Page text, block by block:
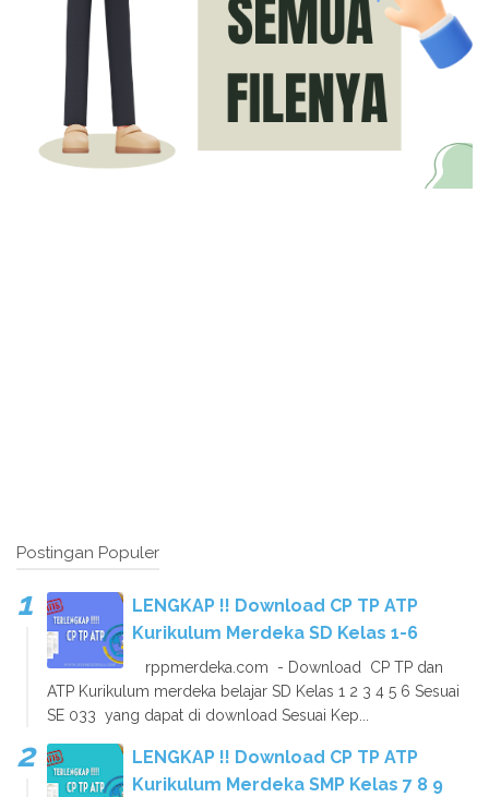
Postingan Populer
LENGKAP !! Download CP TP ATP
Kurikulum Merdeka SD Kelas 1-6
rppmerdeka.com - Download CP TP dan
ATP Kurikulum merdeka belajar SD Kelas 1 2 3 4 5 6 Sesuai
SE 033 yang dapat di download Sesuai Kep...
LENGKAP !! Download CP TP ATP
Kurikulum Merdeka SMP Kelas 7 8 9